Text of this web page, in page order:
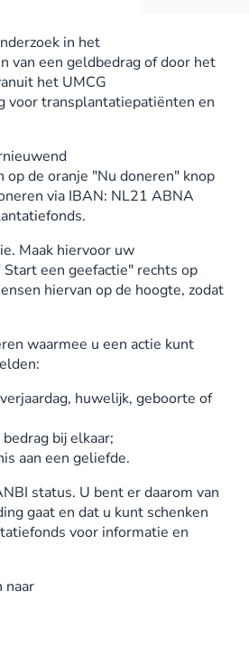
in het
van een geldbedrag of door het
het UMCG
voor transplantatiepatiënten en
de oranje "Nu doneren" knop
via IBAN: NL21 ABNA
Maak hiervoor uw
een geefactie" rechts op
hiervan op de hoogte, zodat
waarmee u een actie kunt
huwelijk, geboorte of
bij elkaar;
aan een geliefde.
status. U bent er daarom van
gaat en dat u kunt schenken
voor informatie en
naar
Julian Vrij
collected
Donate
Judith Brinkman
collected
Anne von Hebel
collected